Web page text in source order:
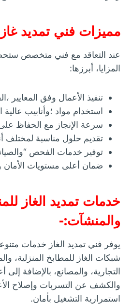
مميزات فني تمديد
عند التعاقد مع فني متخصص
المزايا، أبرزها:
تنفيذ الأعمال وفق المعايير
استخدام مواد ؛وأنابيب عالية
سرعة الإنجاز مع الحفاظ
تقديم حلول مناسبة لمختلف
توفير خدمات الفحص
ضمان أعلى مستويات الأمان
خدمات تمديد الغاز
والمنشآت:-
يوفر فني تمديد الغاز خدمات
شبكات الغاز للمطابخ المنزلية،
التجارية، والمصانع، بالإضافة إلى
والكشف عن التسربات وإصلاح
استمرارية التشغيل بأمان.